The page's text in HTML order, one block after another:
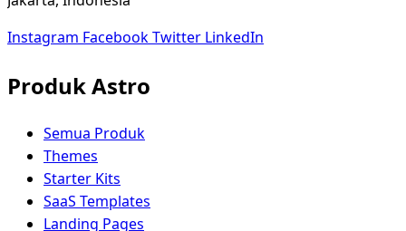
Instagram FacebookTwitter LinkedIn
Produk Astro
Semua Produk
Themes
Starter Kits
SaaS Templates
Landing Pages